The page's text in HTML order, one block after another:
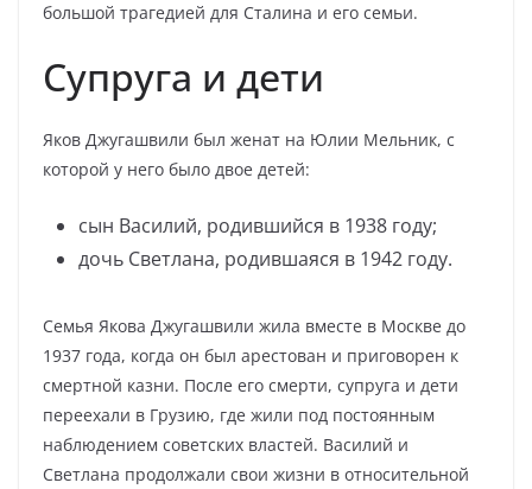
большой трагедией для Сталина и его семьи.
Супруга и дети
Яков Джугашвили был женат на Юлии Мельник, с
которой у него было двое детей:
сын Василий, родившийся в 1938 году;
дочь Светлана, родившаяся в 1942 году.
Семья Якова Джугашвили жила вместе в Москве до
1937 года, когда он был арестован и приговорен к
смертной казни. После его смерти, супруга и дети
переехали в Грузию, где жили под постоянным
наблюдением советских властей. Василий и
Светлана продолжали свои жизни в относительной